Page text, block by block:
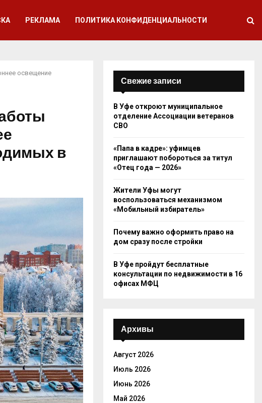
РЕКЛАМА ПОЛИТИКА КОНФИДЕНЦИАЛЬНОСТИ
освещение
в
Свежие записи
В Уфе откроют муниципальное
отделение Ассоциации ветеранов
СВО
«Папа в кадре»: уфимцев
приглашают побороться за титул
«Отец года — 2026»
Жители Уфы могут
воспользоваться механизмом
«Мобильный избиратель»
Почему важно оформить право на
дом сразу после стройки
В Уфе пройдут бесплатные
консультации по недвижимости в 16
офисах МФЦ
Архивы
Август 2026
Июль 2026
Июнь 2026
Май 2026